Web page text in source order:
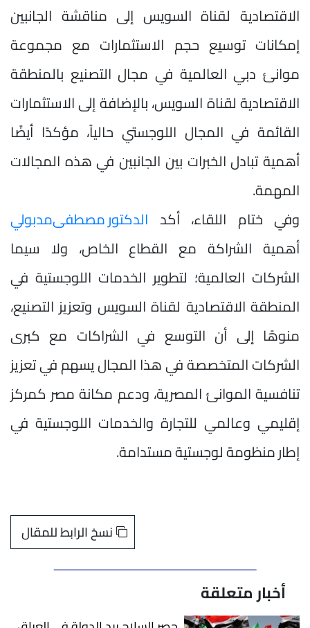
الاقتصادية لقناة السويس إلى مناقشة الجانبين
إمكانات توسيع حجم الاستثمارات مع مجموعة
موانئ دبي العالمية في مجال التصنيع بالمنطقة
الاقتصادية لقناة السويس، بالإضافة إلى الاستثمارات
القائمة في المجال اللوجستي حالياً، مؤكدًا أيضًا
أهمية تبادل الخبرات بين الجانبين في هذه المجالات
المهمة.
وفي ختام اللقاء، أكد الدكتور مصطفىمدبولي
أهمية الشراكة مع القطاع الخاص، ولا سيما
الشركات العالمية؛ لتطوير الخدمات اللوجستية في
المنطقة الاقتصادية لقناة السويس وتعزيز التصنيع،
منوهًا إلى أن التوسع في الشراكات مع كبرى
الشركات المتخصصة في هذا المجال يسهم في تعزيز
تنافسية الموانئ المصرية، ودعم مكانة مصر كمركز
إقليمي وعالمي للتجارة والخدمات اللوجستية في
إطار منظومة لوجستية مستدامة.
نسخ الرابط للمقال
أخبار متعلقة